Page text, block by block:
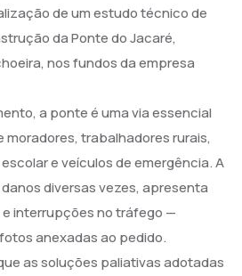
de um estudo técnico de
da Ponte do Jacaré,
nos fundos da empresa
a ponte é uma via essencial
moradores, trabalhadores rurais,
e veículos de emergência. A
diversas vezes, apresenta
interrupções no tráfego —
anexadas ao pedido.
as soluções paliativas adotadas